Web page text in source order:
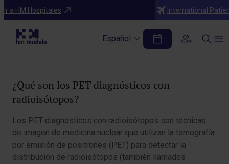
Ir a HM Hospitales International
Español
Diagnósticos
PET diagnósticos con radioisótopos
¿Qué son los PET diagnósticos con
radioisótopos?
Los PET diagnósticos con radioisótopos son técnicas
de imagen de medicina nuclear que utilizan la tomografía
por emisión de positrones (PET) para detectar la
distribución de radioisótopos (también llamados